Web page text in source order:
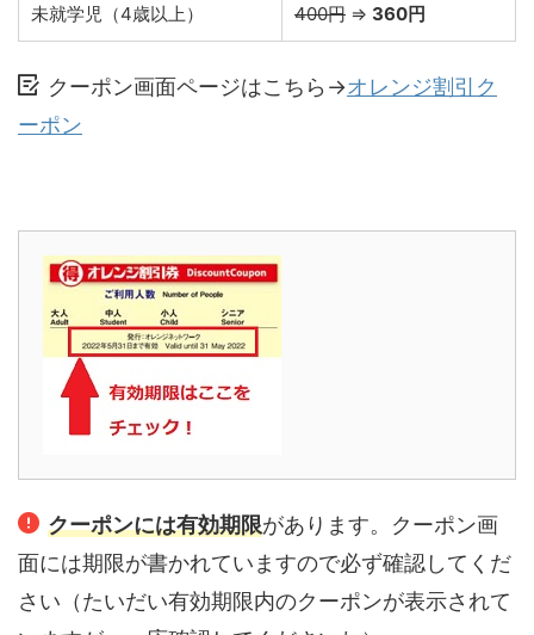
未就学児（4歳以上） 400円 ⇒ 360円
クーポン画面ページはこちら→オレンジ割引ク
ーポン
クーポンには有効期限があります。クーポン画
面には期限が書かれていますので必ず確認してくだ
さい（たいだい有効期限内のクーポンが表示されて